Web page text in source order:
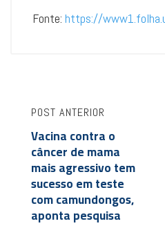
Fonte: https://
POST ANTERIOR
Vacina contra o
câncer de mama
mais agressivo tem
sucesso em teste
com camundongos,
aponta pesquisa